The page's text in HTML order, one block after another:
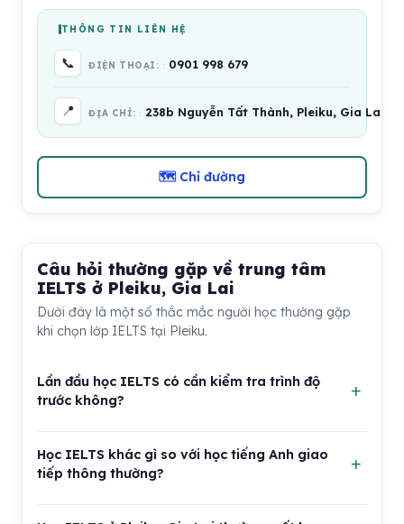
THÔNG TIN LIÊN HỆ
📞 ĐIỆN THOẠI: 0901 998 679
📍 ĐỊA CHỈ: 238b Nguyễn Tất Thành, Pleiku, Gia Lai
🗺 Chỉ đường
Câu hỏi thường gặp về trung tâm
IELTS ở Pleiku, Gia Lai
Dưới đây là một số thắc mắc người học thường gặp
khi chọn lớp IELTS tại Pleiku.
Lần đầu học IELTS có cần kiểm tra trình độ
trước không?
yếu ở kỹ năng nào, nền tảng ngữ pháp ra sao và có
thể bắt đầu ngay với IELTS hay cần học lớp nền tảng
khó hoặc quá dễ, khiến thời gian và chi phí không hiệu
Học IELTS khác gì so với học tiếng Anh giao
tiếp thông thường?